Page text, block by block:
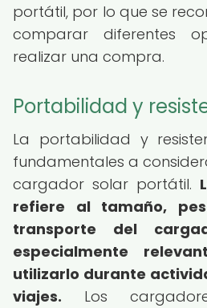
portátil, por lo que se
comparar diferentes
realizar una compra.
Portabilidad y
La portabilidad y
fundamentales a
cargador solar portátil.
refiere al tamaño,
transporte del
especialmente
utilizarlo durante
viajes. Los